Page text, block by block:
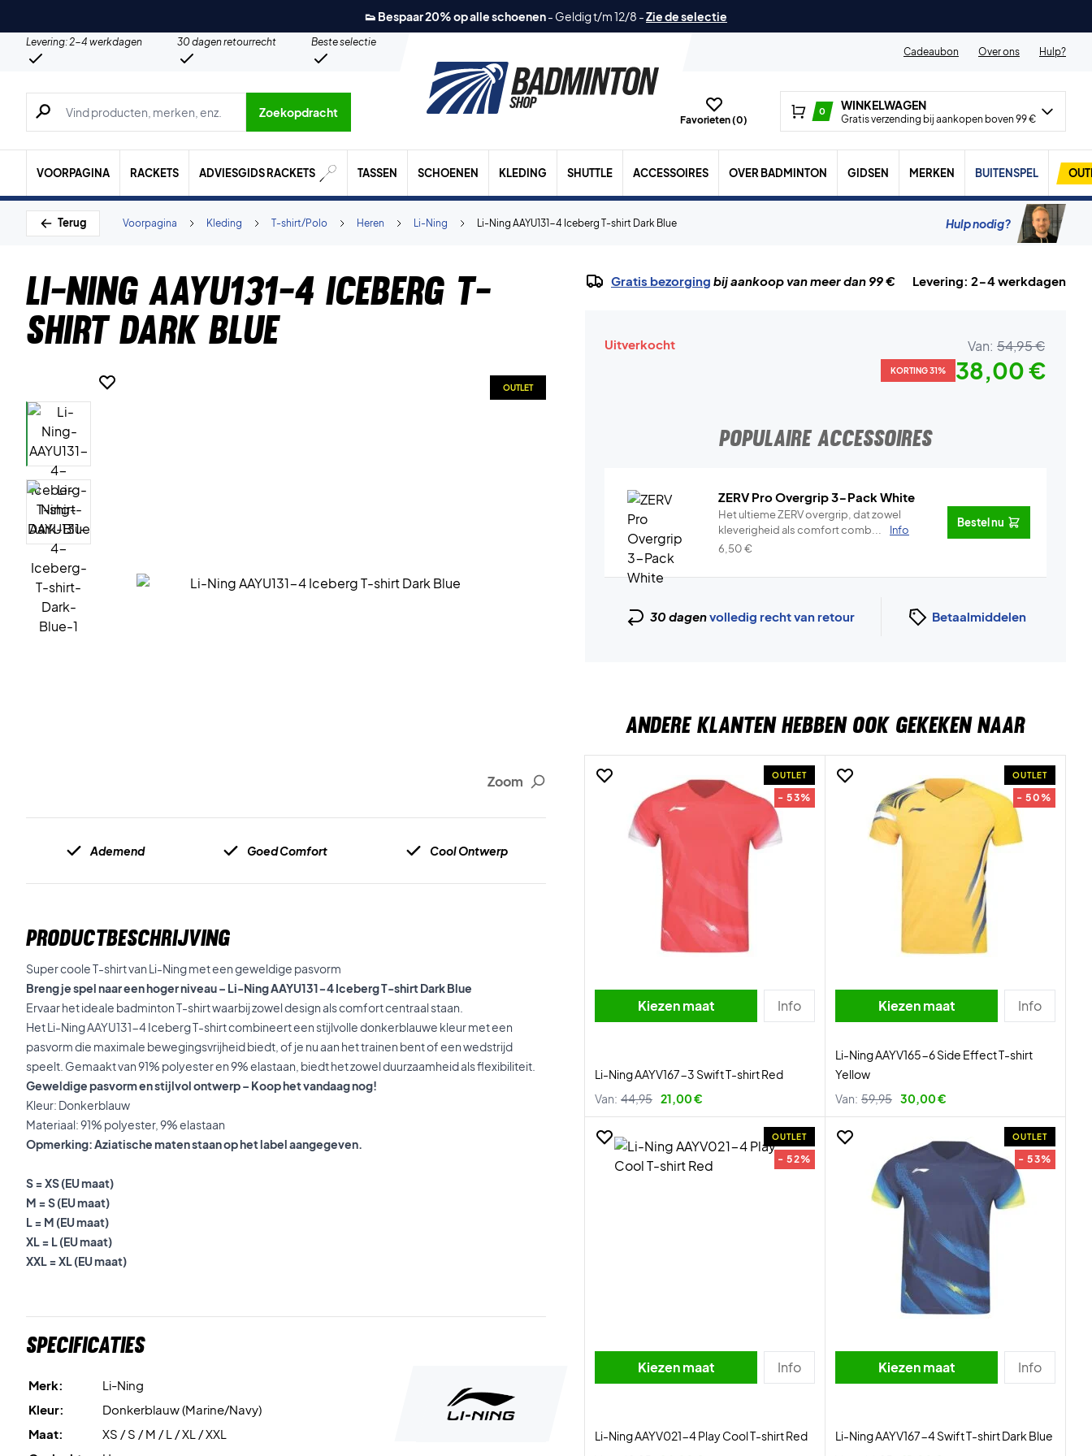
👟 Bespaar 20% op alle schoenen- Geldig t/m 12/8 -Zie de selectie
Levering: 2-4 werkdagen 30 dagen retourrecht
Beste selectie
Cadeaubon
Over ons Hulp?
Zoeken naar producten, merken etc.
Zoekopdracht
Favorieten (0)
0 WINKELWAGEN
Gratis verzending bij aankopen boven 99 €
VOORPAGINA RACKETS ADVIESGIDS RACKETS TASSEN SCHOENEN KLEDING SHUTTLE ACCESSOIRES OVER BADMINTON GIDSEN MERKEN BUITENSPEL
Terug Li-Ning AAYU131-4 Iceberg T-shirt Dark Blue
Li-Ning
Heren
T-shirt/Polo
Kleding
Voorpagina Hulp nodig?
Li-Ning AAYU131-4 Iceberg T-
shirt Dark Blue
Zoom
OUTLET
Ademend Goed Comfort Cool Ontwerp
PRODUCTBESCHRIJVING
Super coole T-shirt van Li-Ning met een geweldige pasvorm
Breng je spel naar een hoger niveau – Li-Ning AAYU131-4 Iceberg T-shirt Dark Blue
Ervaar het ideale badminton T-shirt waarbij zowel design als comfort centraal staan.
Het Li-Ning AAYU131-4 Iceberg T-shirt combineert een stijlvolle donkerblauwe kleur met een
pasvorm die maximale bewegingsvrijheid biedt, of je nu aan het trainen bent of een wedstrijd
speelt. Gemaakt van 91% polyester en 9% elastaan, biedt het zowel duurzaamheid als flexibiliteit.
Geweldige pasvorm en stijlvol ontwerp – Koop het vandaag nog!
Kleur: Donkerblauw
Materiaal: 91% polyester, 9% elastaan
Opmerking: Aziatische maten staan op het label aangegeven.
S = XS (EU maat)
M = S (EU maat)
L = M (EU maat)
XL = L (EU maat)
XXL = XL (EU maat)
Specificaties
Merk:
Li-Ning
Kleur:
Donkerblauw (Marine/Navy)
Maat:
XS / S / M / L / XL / XXL
Gratis bezorging bij aankoop van meer dan 99 € Levering: 2-4 werkdagen
Uitverkocht Van: 54,95 €
KORTING 31% 38,00 €
POPULAIRE ACCESSOIRES
ZERV Pro Overgrip 3-Pack White
Het ultieme ZERV overgrip, dat zowel
kleverigheid als comfort comb...
Info
6,50€
Bestel nu
30 dagenvolledig recht van retour Betaalmiddelen
ANDERE KLANTEN HEBBEN OOK GEKEKEN NAAR
OUTLET
- 53%
Kiezen maat Info
Li-Ning AAYV167-3 Swift T-shirt Red
Van: 44,95 21,00 €
OUTLET
- 50%
Kiezen maat Info
Li-Ning AAYV165-6 Side Effect T-shirt
Yellow
Van: 59,95 30,00 €
OUTLET
- 52%
Kiezen maat Info
Li-Ning AAYV021-4 Play Cool T-shirt Red
OUTLET
- 53%
Kiezen maat Info
Li-Ning AAYV167-4 Swift T-shirt Dark Blue